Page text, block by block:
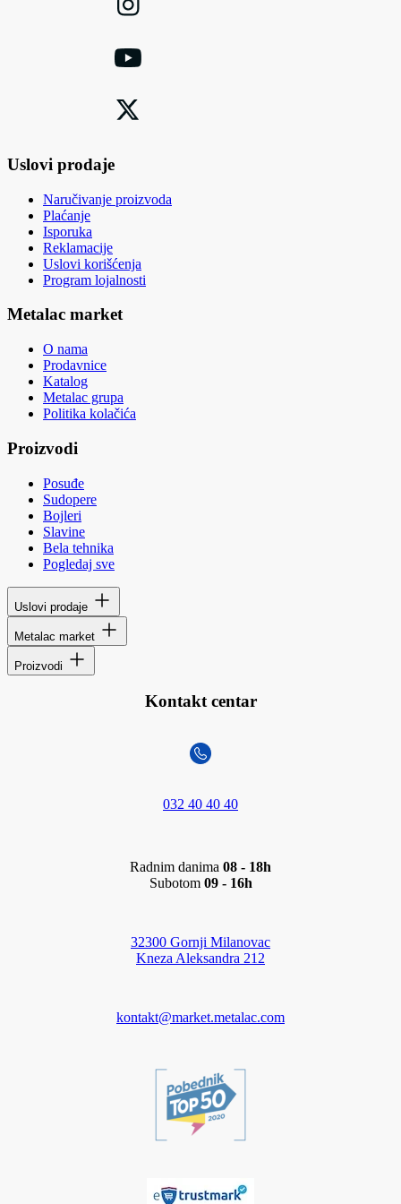
Uslovi prodaje
Naručivanje proizvoda
Plaćanje
Isporuka
Reklamacije
Uslovi korišćenja
Program lojalnosti
Metalac market
O nama
Prodavnice
Katalog
Metalac grupa
Politika kolačića
Proizvodi
Posuđe
Sudopere
Bojleri
Slavine
Bela tehnika
Pogledaj sve
Uslovi prodaje
Metalac market
Proizvodi
Kontakt centar
032 40 40 40
Radnim danima 08 - 18h
Subotom 09 - 16h
32300 Gornji Milanovac
Kneza Aleksandra 212
kontakt@market.metalac.com